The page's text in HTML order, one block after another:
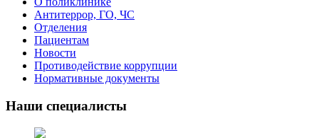
Антитеррор, ГО, ЧС
Отделения
Пациентам
Новости
Противодействие коррупции
Нормативные документы
Наши специалисты